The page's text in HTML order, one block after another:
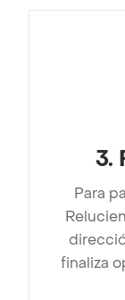
3.
Para
finaliza